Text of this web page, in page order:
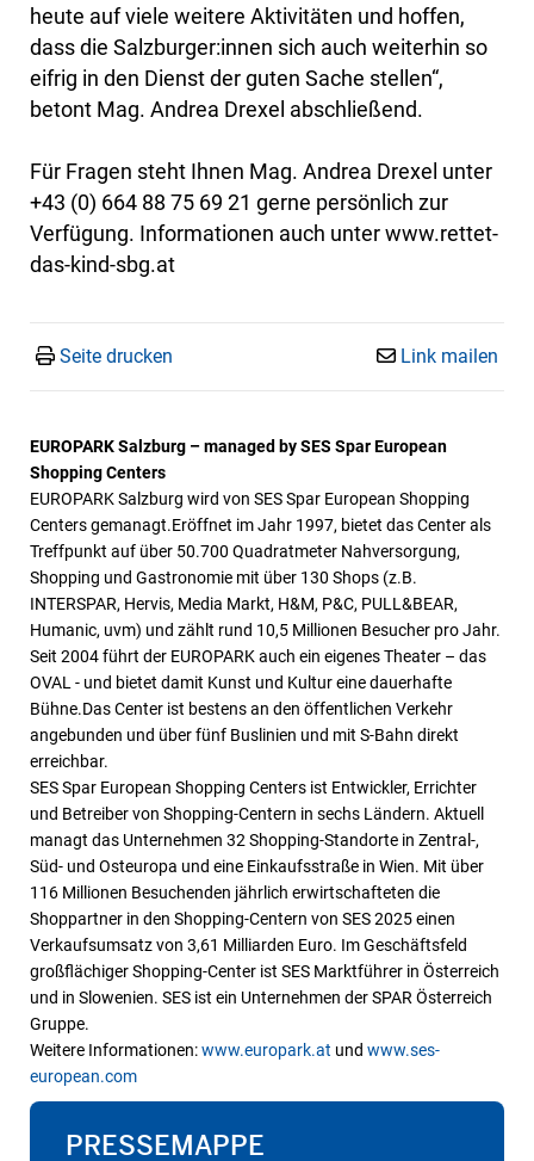
heute auf viele weitere Aktivitäten und hoffen,
dass die Salzburger:innen sich auch weiterhin so
eifrig in den Dienst der guten Sache stellen“,
betont Mag. Andrea Drexel abschließend.
Für Fragen steht Ihnen Mag. Andrea Drexel unter
+43 (0) 664 88 75 69 21 gerne persönlich zur
Verfügung. Informationen auch unter www.rettet-
das-kind-sbg.at
Seite drucken Link mailen
EUROPARK Salzburg – managed by SES Spar European
Shopping Centers
EUROPARK Salzburg wird von SES Spar European Shopping
Centers gemanagt.Eröffnet im Jahr 1997, bietet das Center als
Treffpunkt auf über 50.700 Quadratmeter Nahversorgung,
Shopping und Gastronomie mit über 130 Shops (z.B.
INTERSPAR, Hervis, Media Markt, H&M, P&C, PULL&BEAR,
Humanic, uvm) und zählt rund 10,5 Millionen Besucher pro Jahr.
Seit 2004 führt der EUROPARK auch ein eigenes Theater – das
OVAL - und bietet damit Kunst und Kultur eine dauerhafte
Bühne.Das Center ist bestens an den öffentlichen Verkehr
angebunden und über fünf Buslinien und mit S-Bahn direkt
erreichbar.
SES Spar European Shopping Centers ist Entwickler, Errichter
und Betreiber von Shopping-Centern in sechs Ländern. Aktuell
managt das Unternehmen 32 Shopping-Standorte in Zentral-,
Süd- und Osteuropa und eine Einkaufsstraße in Wien. Mit über
116 Millionen Besuchenden jährlich erwirtschafteten die
Shoppartner in den Shopping-Centern von SES 2025 einen
Verkaufsumsatz von 3,61 Milliarden Euro. Im Geschäftsfeld
großflächiger Shopping-Center ist SES Marktführer in Österreich
und in Slowenien. SES ist ein Unternehmen der SPAR Österreich
Gruppe.
Weitere Informationen:www.europark.at und www.ses-
european.com
PRESSEMAPPE